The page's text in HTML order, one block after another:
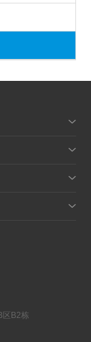
区B2栋